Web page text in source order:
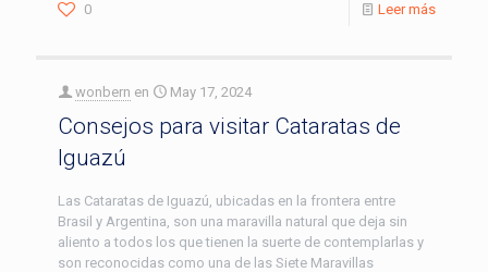
0 Leer más
wonbern en May 17, 2024
Consejos para visitar Cataratas de
Iguazú
Las Cataratas de Iguazú, ubicadas en la frontera entre
Brasil y Argentina, son una maravilla natural que deja sin
aliento a todos los que tienen la suerte de contemplarlas y
son reconocidas como una de las Siete Maravillas